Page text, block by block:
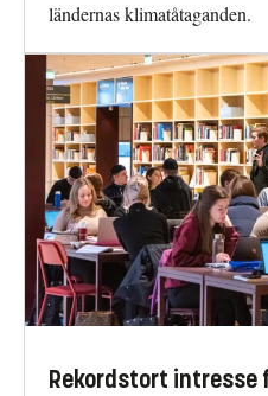
ländernas klimatåtaganden.
Rekordstort intresse